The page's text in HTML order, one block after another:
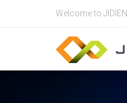
Welcome to JIDIEN